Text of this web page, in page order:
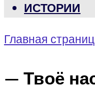
ИСТОРИИ
Главная
— Твоё